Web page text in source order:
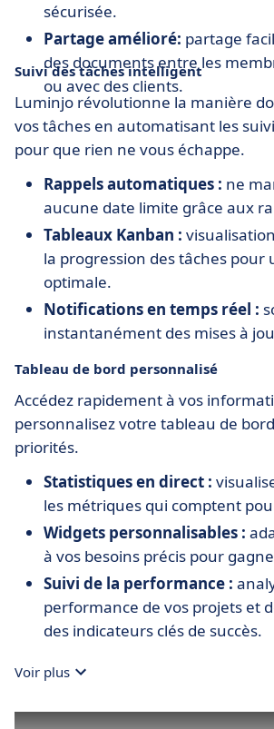
sécurisée.
Partage amélioré: partage
des documents entre les
ou avec des clients.
Suivi des tâches intelligent
Luminjo révolutionne la manière
vos tâches en automatisant les
pour que rien ne vous échappe.
Rappels automatiques : ne
aucune date limite grâce aux
Tableaux Kanban :
la progression des tâches pour
optimale.
Notifications en temps réel :
instantanément des mises à
Tableau de bord personnalisé
Accédez rapidement à vos
personnalisez votre tableau de
priorités.
Statistiques en direct :
les métriques qui comptent
Widgets personnalisables :
à vos besoins précis pour
Suivi de la performance :
performance de vos projets et
des indicateurs clés de succès.
Voir plus